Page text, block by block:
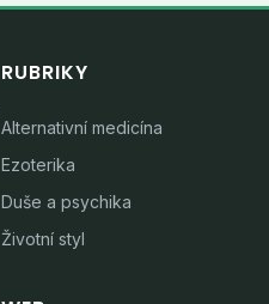
RUBRIKY
Alternativní medicína
Ezoterika
Duše a psychika
Životní styl